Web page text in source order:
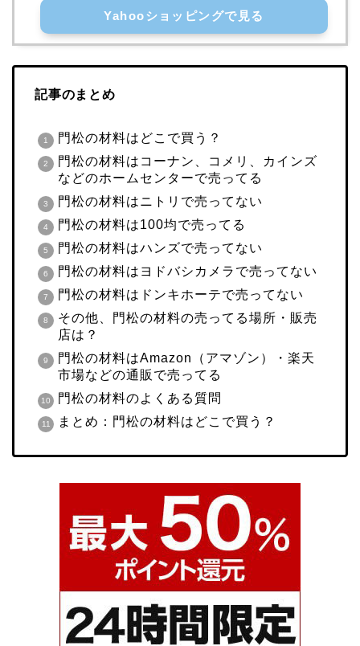
Yahooショッピングで見る
記事のまとめ
門松の材料はどこで買う？
門松の材料はコーナン、コメリ、カインズ
などのホームセンターで売ってる
門松の材料はニトリで売ってない
門松の材料は100均で売ってる
門松の材料はハンズで売ってない
門松の材料はヨドバシカメラで売ってない
門松の材料はドンキホーテで売ってない
その他、門松の材料の売ってる場所・販売
店は？
門松の材料はAmazon（アマゾン）・楽天
市場などの通販で売ってる
門松の材料のよくある質問
まとめ：門松の材料はどこで買う？